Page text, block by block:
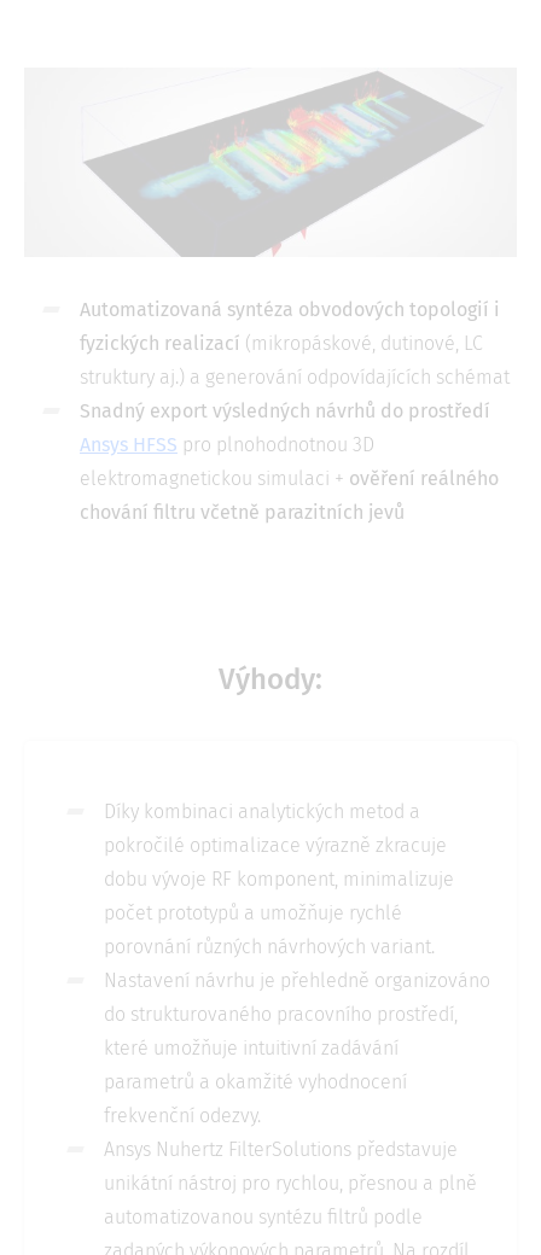
Automatizovaná syntéza obvodových topologií i
fyzických realizací (mikropáskové, dutinové, LC
struktury aj.) a generování odpovídajících schémat
Snadný export výsledných návrhů do prostředí
Ansys HFSS pro plnohodnotnou 3D
elektromagnetickou simulaci + ověření reálného
chování filtru včetně parazitních jevů
Výhody:
Díky kombinaci analytických metod a
pokročilé optimalizace výrazně zkracuje
dobu vývoje RF komponent, minimalizuje
počet prototypů a umožňuje rychlé
porovnání různých návrhových variant.
Nastavení návrhu je přehledně organizováno
do strukturovaného pracovního prostředí,
které umožňuje intuitivní zadávání
parametrů a okamžité vyhodnocení
frekvenční odezvy.
Ansys Nuhertz FilterSolutions představuje
unikátní nástroj pro rychlou, přesnou a plně
automatizovanou syntézu filtrů podle